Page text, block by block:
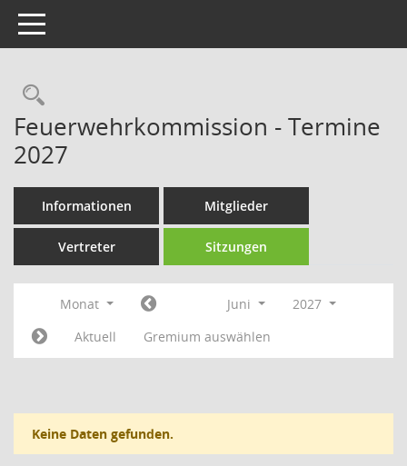
Toggle navigation
Rechercheauswahl
Feuerwehrkommission - Termine
2027
Informationen Mitglieder
Vertreter Sitzungen
Monat Juni
2027
Aktuell
Gremium auswählen
Keine Daten gefunden.